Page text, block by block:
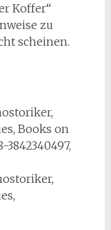
Koffer“
zu
scheinen.
Books on